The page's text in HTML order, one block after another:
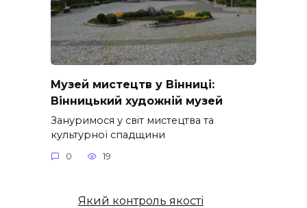
Музей мистецтв у Вінниці:
Вінницький художній музей
Зануримося у світ мистецтва та
культурної спадщини
0 19
Який контроль якості